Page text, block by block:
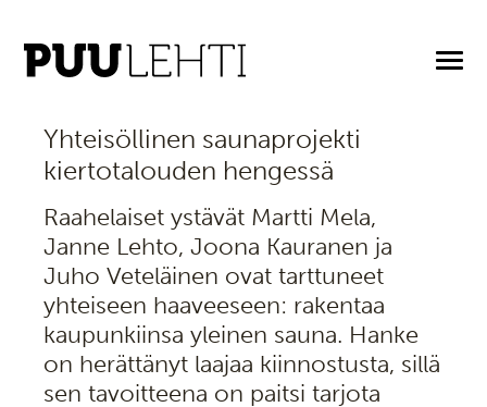
26.2.2025
Yhteisöllinen saunaprojekti
kiertotalouden hengessä
Raahelaiset ystävät Martti Mela,
Janne Lehto, Joona Kauranen ja
Juho Veteläinen ovat tarttuneet
yhteiseen haaveeseen: rakentaa
kaupunkiinsa yleinen sauna. Hanke
on herättänyt laajaa kiinnostusta, sillä
sen tavoitteena on paitsi tarjota